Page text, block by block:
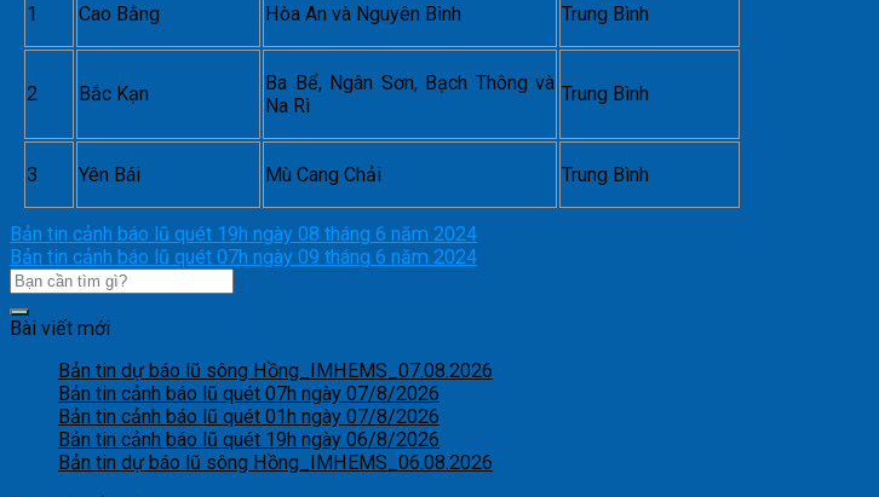
1 Cao Bằng Hòa An và Nguyên Bình Trung Bình
2 Bắc Kạn
Ba Bể, Ngân Sơn, Bạch Thông và
Na Rì
Trung Bình
3 Yên Bái Mù Cang Chải Trung Bình
Bản tin cảnh báo lũ quét 19h ngày 08 tháng 6 năm 2024
Bản tin cảnh báo lũ quét 07h ngày 09 tháng 6 năm 2024
Bài viết mới
Bản tin dự báo lũ sông Hồng_IMHEMS_07.08.2026
Bản tin cảnh báo lũ quét 07h ngày 07/8/2026
Bản tin cảnh báo lũ quét 01h ngày 07/8/2026
Bản tin cảnh báo lũ quét 19h ngày 06/8/2026
Bản tin dự báo lũ sông Hồng_IMHEMS_06.08.2026